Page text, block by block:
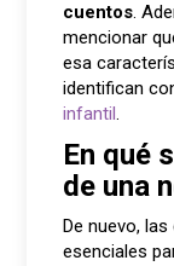
cuentos.
mencionar
esa
identifican
infantil.
En qué
de una
De nuevo,
esenciales